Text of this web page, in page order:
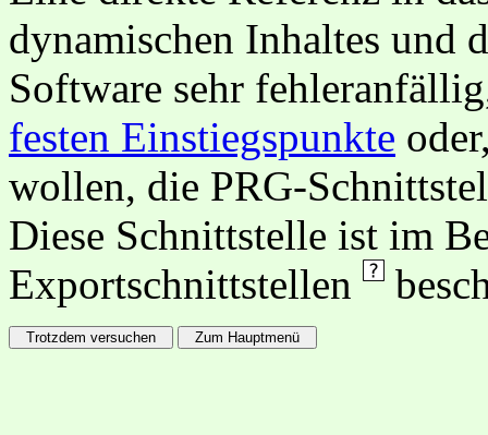
dynamischen Inhaltes und
Software sehr
festen Einstiegspunkte
wollen, die PRG-
Diese Schnittstelle ist im
Exportschnittstellen